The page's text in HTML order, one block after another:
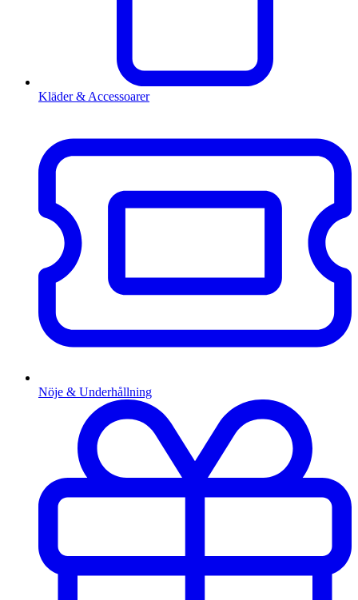
Kläder & Accessoarer
Nöje & Underhållning